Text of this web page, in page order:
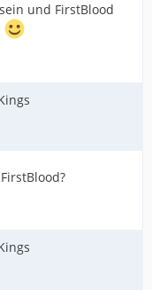
und FirstBlood